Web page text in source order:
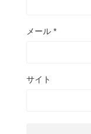
メール *
サイト